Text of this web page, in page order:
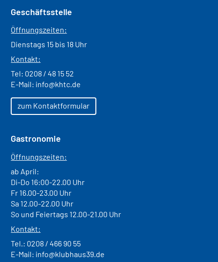
Geschäftsstelle
Öffnungszeiten:
Dienstags 15 bis 18 Uhr
Kontakt:
Tel: 0208 / 48 15 52
E-Mail: info@khtc.de
zum Kontaktformular
Gastronomie
Öffnungszeiten:
ab April:
Di-Do 16:00-22.00 Uhr
Fr 16.00-23.00 Uhr
Sa 12.00-22.00 Uhr
So und Feiertags 12.00-21.00 Uhr
Kontakt:
Tel.: 0208 / 466 90 55
E-Mail: info@klubhaus39.de